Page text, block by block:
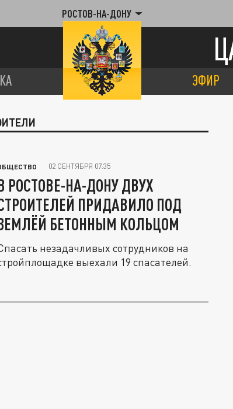
РОСТОВ-НА-ДОНУ
ЭФИР
02 СЕНТЯБРЯ 07:35
РОСТОВЕ-НА-ДОНУ ДВУХ
ПРИДАВИЛО ПОД
БЕТОННЫМ КОЛЬЦОМ
незадачливых сотрудников на
выехали 19 спасателей.